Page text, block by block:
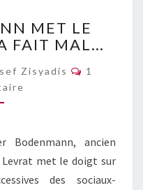
MET LE
FAIT MAL…
Zisyadis
1
ancien
Levrat met le doigt sur
des sociaux-